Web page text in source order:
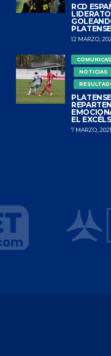
RCD
12 MARZO,
NOTICIAS
EL
7 MARZO, 2021